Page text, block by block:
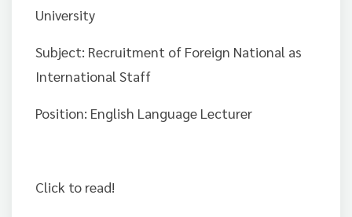
University
Subject: Recruitment of Foreign National as
International Staff
Position: English Language Lecturer
Click to read!